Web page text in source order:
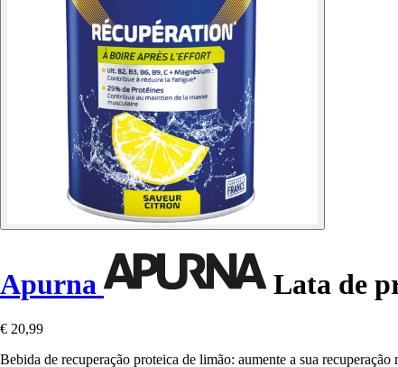
Apurna Lata de
€ 20,99
Bebida de recuperação proteica de limão: aumente a sua